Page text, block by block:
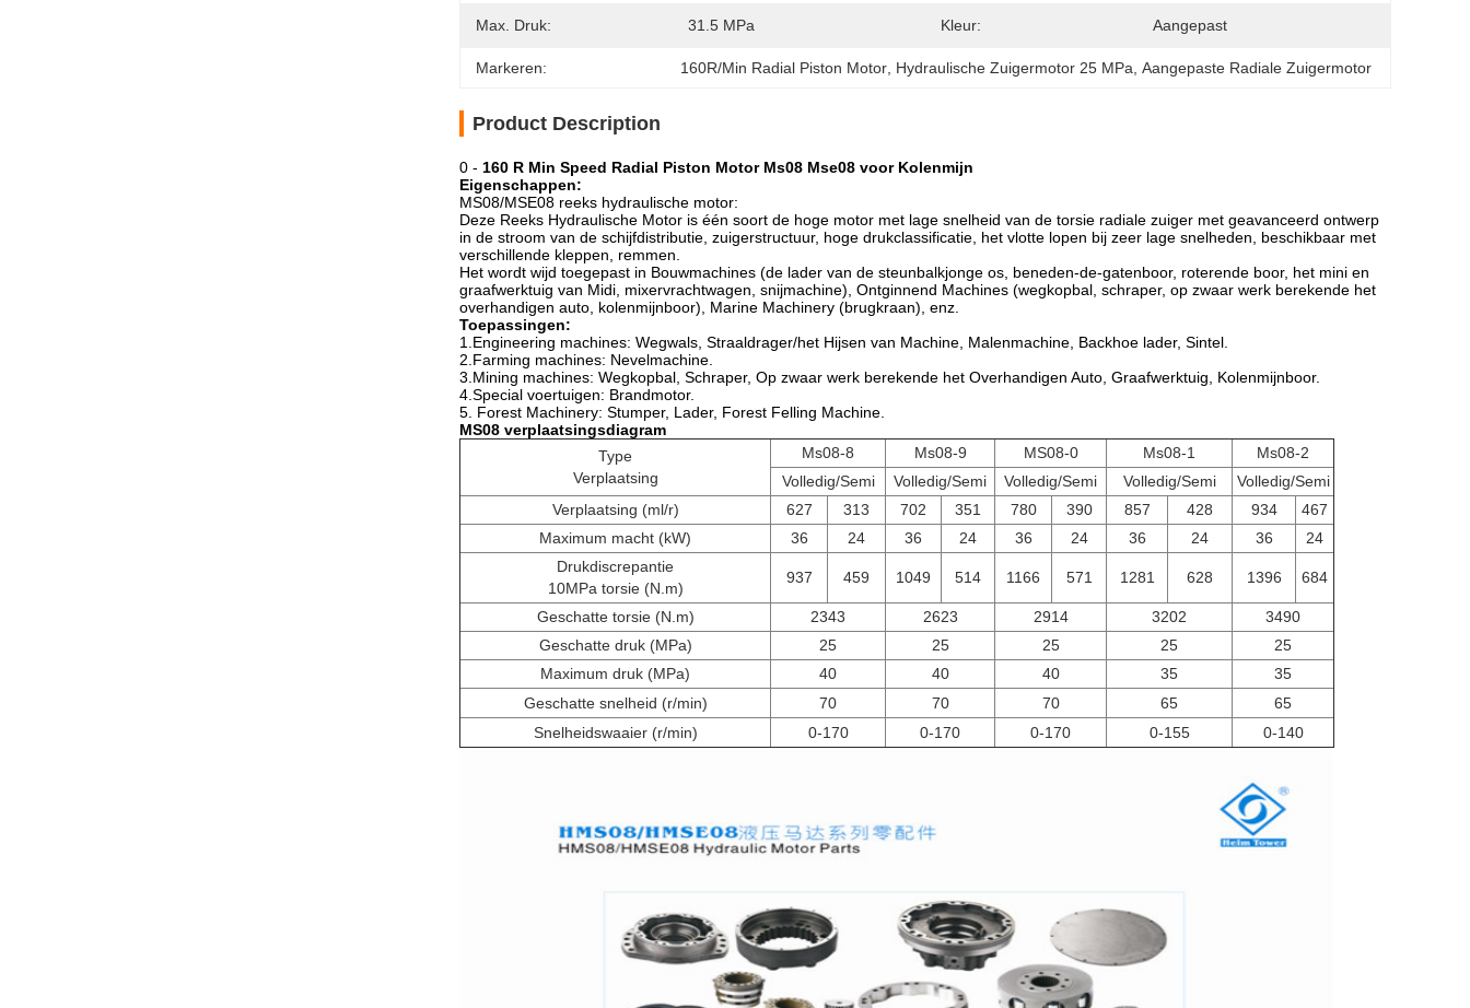
Max. Druk: 31.5 MPa Kleur: Aangepast
Markeren: 160R/Min Radial Piston Motor Hydraulische Zuigermotor 25 MPa , Aangepaste Radiale Zuigermotor
Product Description
0 - 160 R Min Speed Radial Piston Motor Ms08 Mse08 voor Kolenmijn
Eigenschappen:
MS08/MSE08 reeks hydraulische motor:
Deze Reeks Hydraulische Motor is één soort de hoge motor met lage snelheid van de torsie radiale zuiger met geavanceerd ontwerp
in de stroom van de schijfdistributie, zuigerstructuur, hoge drukclassificatie, het vlotte lopen bij zeer lage snelheden, beschikbaar met
verschillende kleppen, remmen.
Het wordt wijd toegepast in Bouwmachines (de lader van de steunbalkjonge os, beneden-de-gatenboor, roterende boor, het mini en
graafwerktuig van Midi, mixervrachtwagen, snijmachine), Ontginnend Machines (wegkopbal, schraper, op zwaar werk berekende het
overhandigen auto, kolenmijnboor), Marine Machinery (brugkraan), enz.
Toepassingen:
1.Engineering machines: Wegwals, Straaldrager/het Hijsen van Machine, Malenmachine, Backhoe lader, Sintel.
2.Farming machines: Nevelmachine.
3.Mining machines: Wegkopbal, Schraper, Op zwaar werk berekende het Overhandigen Auto, Graafwerktuig, Kolenmijnboor.
4.Special voertuigen: Brandmotor.
5. Forest Machinery: Stumper, Lader, Forest Felling Machine.
MS08 verplaatsingsdiagram
Type
Verplaatsing
Ms08-8 Ms08-9 MS08-0 Ms08-1
Ms08-2
Volledig/Semi
Volledig/Semi Volledig/Semi Volledig/Semi
Volledig/Semi
Verplaatsing (ml/r)
627 313 702 351 780 390 857 428 934
467
Maximum macht (kW)
36 24 36 24 36 24 36 24 36
24
Drukdiscrepantie
10MPa torsie (N.m)
937 459 1049 514 1166 571 1281 628 1396 684
Geschatte torsie (N.m) 2343 2623 2914 3202
3490
Geschatte druk (MPa)
25 25 25 25
25
Maximum druk (MPa)
40 40 40 35
35
Geschatte snelheid (r/min)
70 70 70 65
65
Snelheidswaaier (r/min)
0-170 0-170 0-170 0-155 0-140